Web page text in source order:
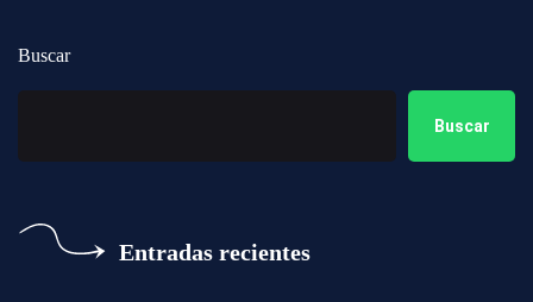
Buscar
Buscar
Entradas recientes